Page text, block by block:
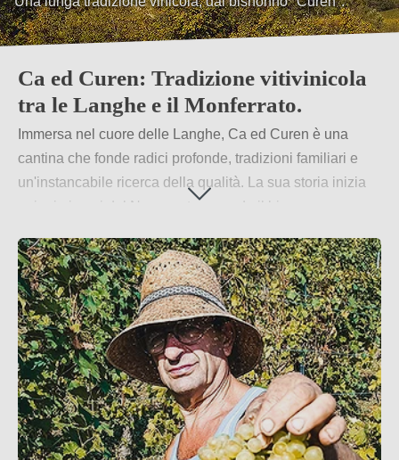
"L'Incompreso".
Ca ed Curen: Tradizione vitivinicola
tra le Langhe e il Monferrato.
Immersa nel cuore delle Langhe, Ca ed Curen è una
cantina che fonde radici profonde, tradizioni familiari e
un'instancabile ricerca della qualità. La sua storia inizia
nei primi anni del Novecento, quando il bisnonno
produzione di vini destinata ad amici e vicini. Da allora,
l’azienda ha intrapreso un viaggio di crescita e
innovazione, passando dall’imbottigliamento dei primi
anni 2000 alla conquista di riconoscimenti prestigiosi
come il “The WineHunter Award 2019” per il Dolcetto.
Per saperne di più→